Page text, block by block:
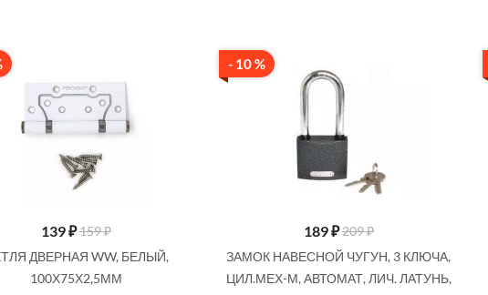
139₽159 ₽
ДВЕРНАЯ WW, БЕЛЫЙ,
100Х75Х2,5ММ
- 10 %
189₽209 ₽
ЗАМОК НАВЕСНОЙ ЧУГУН, 3 КЛЮЧА,
ЦИЛ.МЕХ-М, АВТОМАТ, ЛИЧ. ЛАТУНЬ,